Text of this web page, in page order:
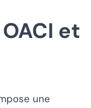
et
une